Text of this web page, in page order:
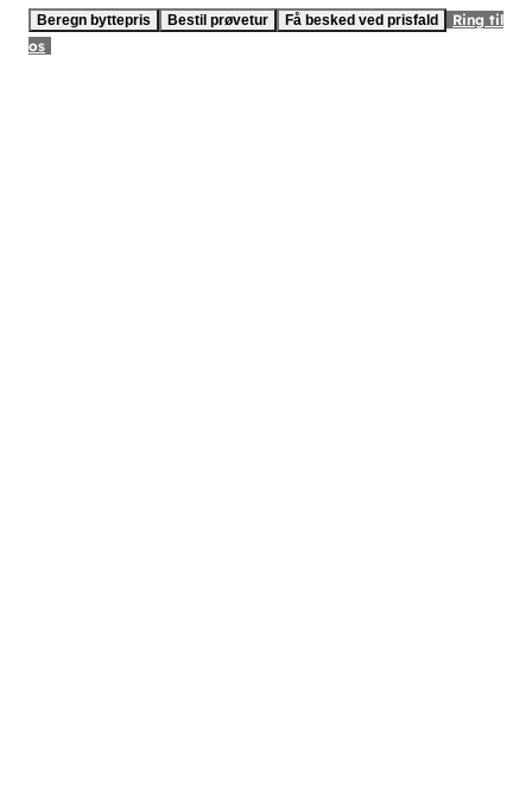
Beregn byttepris Bestil prøvetur Få besked ved prisfald
Ring til
os